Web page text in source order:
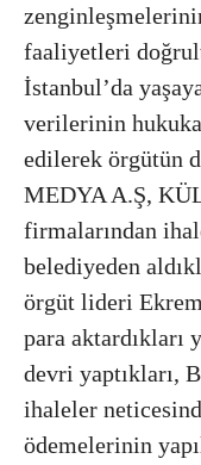
faaliyetleri
İstanbul’da
verilerinin
edilerek örgütün
MEDYA A.Ş,
firmalarından
belediyeden
örgüt lideri
para aktardıkları
devri yaptıkları,
ihaleler
ödemelerinin